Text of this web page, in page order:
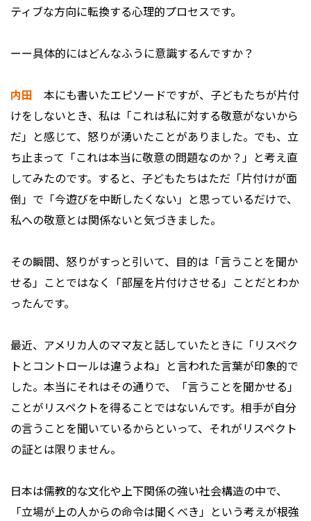
ティブな方向に転換する心理的プロセスです。
ーー具体的にはどんなふうに意識するんですか？
内田 本にも書いたエピソードですが、子どもたちが片付
けをしないとき、私は「これは私に対する敬意がないから
だ」と感じて、怒りが湧いたことがありました。でも、立
ち止まって「これは本当に敬意の問題なのか？」と考え直
してみたのです。すると、子どもたちはただ「片付けが面
倒」で「今遊びを中断したくない」と思っているだけで、
私への敬意とは関係ないと気づきました。
その瞬間、怒りがすっと引いて、目的は「言うことを聞か
せる」ことではなく「部屋を片付けさせる」ことだとわか
ったんです。
最近、アメリカ人のママ友と話していたときに「リスペク
トとコントロールは違うよね」と言われた言葉が印象的で
した。本当にそれはその通りで、「言うことを聞かせる」
ことがリスペクトを得ることではないんです。相手が自分
の言うことを聞いているからといって、それがリスペクト
の証とは限りません。
日本は儒教的な文化や上下関係の強い社会構造の中で、
「立場が上の人からの命令は聞くべき」という考えが根強